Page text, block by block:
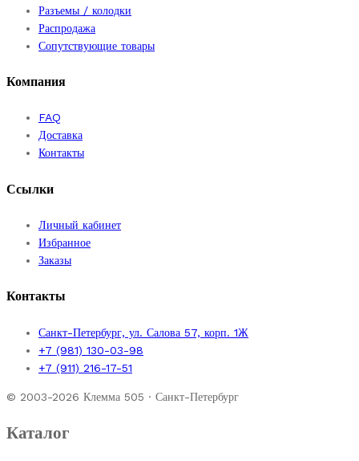
Разъемы / колодки
Распродажа
Сопутствующие товары
Компания
FAQ
Доставка
Контакты
Ссылки
Личный кабинет
Избранное
Заказы
Контакты
Санкт-Петербург, ул. Салова 57, корп. 1Ж
+7 (981) 130-03-98
+7 (911) 216-17-51
© 2003-2026 Клемма 505 · Санкт-Петербург
Каталог